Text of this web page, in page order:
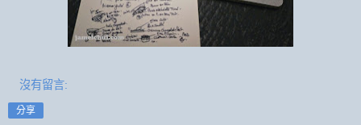
沒有留言:
分享